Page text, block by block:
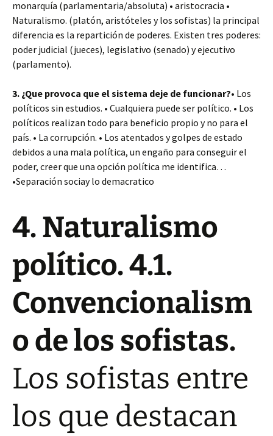
monarquía (parlamentaria/absoluta) • aristocracia •
Naturalismo. (platón, aristóteles y los sofistas) la principal
diferencia es la repartición de poderes. Existen tres poderes:
poder judicial (jueces), legislativo (senado) y ejecutivo
(parlamento).
3. ¿Que provoca que el sistema deje de funcionar?• Los
políticos sin estudios. • Cualquiera puede ser político. • Los
políticos realizan todo para beneficio propio y no para el
país. • La corrupción. • Los atentados y golpes de estado
debidos a una mala política, un engaño para conseguir el
poder, creer que una opción política me identifica…
•Separación sociay lo demacratico
4. Naturalismo
político. 4.1.
Convencionalism
o de los sofistas.
Los sofistas entre
los que destacan